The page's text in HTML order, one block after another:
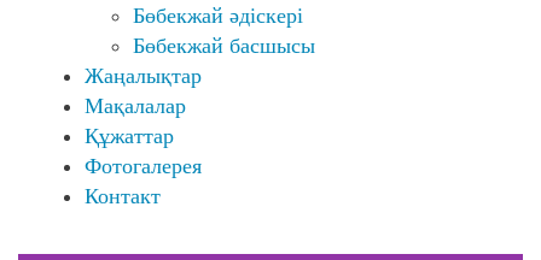
Бөбекжай әдіскері
Бөбекжай басшысы
Жаңалықтар
Мақалалар
Құжаттар
Фотогалерея
Контакт